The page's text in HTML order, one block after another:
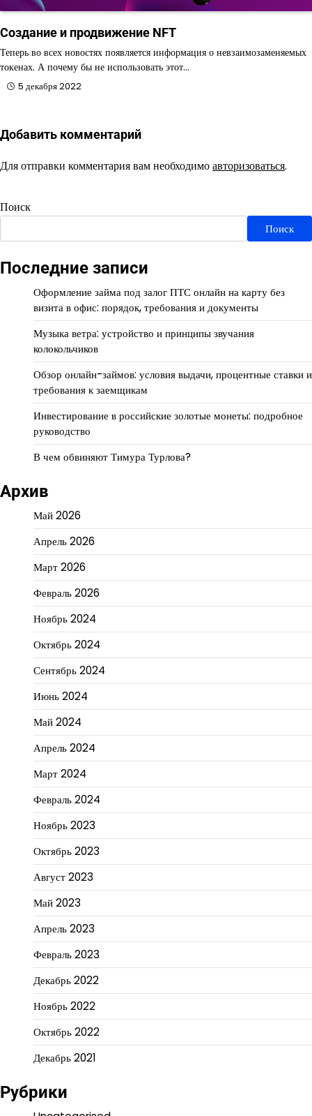
Создание и продвижение NFT
Теперь во всех новостях появляется информация о невзаимозаменяемых
токенах. А почему бы не использовать этот…
5 декабря 2022
Добавить комментарий
Для отправки комментария вам необходимоавторизоваться.
Поиск
Поиск
Последние записи
Оформление займа под залог ПТС онлайн на карту без
визита в офис: порядок, требования и документы
Музыка ветра: устройство и принципы звучания
колокольчиков
Обзор онлайн-займов: условия выдачи, процентные ставки и
требования к заемщикам
Инвестирование в российские золотые монеты: подробное
руководство
В чем обвиняют Тимура Турлова?
Архив
Май 2026
Апрель 2026
Март 2026
Февраль 2026
Ноябрь 2024
Октябрь 2024
Сентябрь 2024
Июнь 2024
Май 2024
Апрель 2024
Март 2024
Февраль 2024
Ноябрь 2023
Октябрь 2023
Август 2023
Май 2023
Апрель 2023
Февраль 2023
Декабрь 2022
Ноябрь 2022
Октябрь 2022
Декабрь 2021
Рубрики